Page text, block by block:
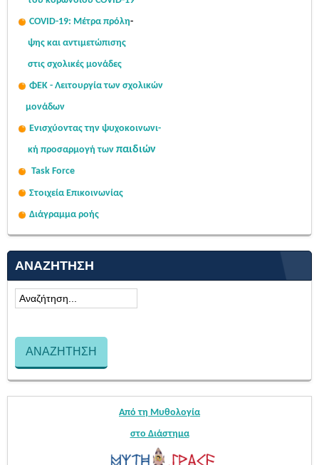
COVID-19: Μέτρα πρόλη-
ψης και αντιμετώπισης
στις σχολικές μονάδες
ΦΕΚ - Λειτουργία των σχολικών
μονάδων
Ενισχύοντας την ψυχοκοινωνι-
κή προσαρμογή των παιδιών
Task Force
Στοιχεία Επικοινωνίας
Διάγραμμα ροής
ΑΝΑΖΉΤΗΣΗ
Από τη Μυθολογία
στο Διάστημα